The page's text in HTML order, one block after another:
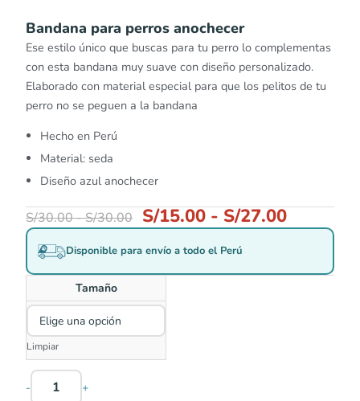
Bandana para perros anochecer
Ese estilo único que buscas para tu perro lo complementas
con esta bandana muy suave con diseño personalizado.
Elaborado con material especial para que los pelitos de tu
perro no se peguen a la bandana
Hecho en Perú
Material: seda
Diseño azul anochecer
S/30.00-S/30.00 S/15.00 - S/27.00
Disponible para envío a todo el Perú
Tamaño
Limpiar
- +